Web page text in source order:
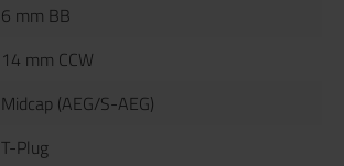
6 mm BB
14 mm CCW
Midcap (AEG/S-AEG)
T-Plug